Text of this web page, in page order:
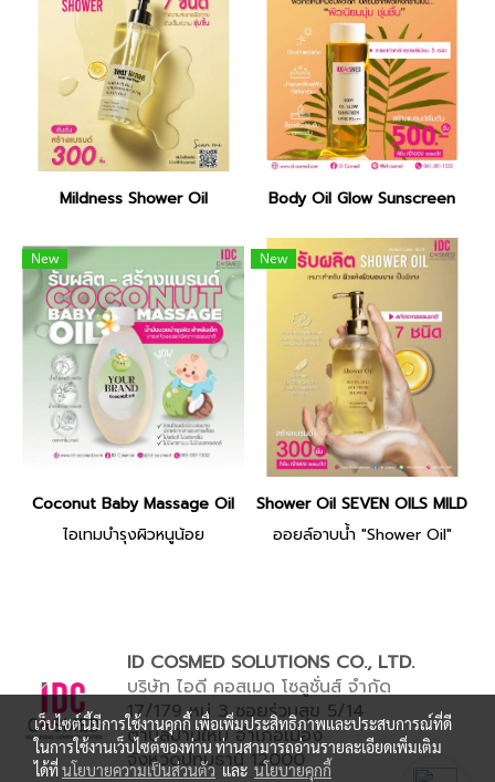
Mildness Shower Oil Body Oil Glow Sunscreen
New
Coconut Baby Massage Oil
ไอเทมบำรุงผิวหนูน้อย
New
Shower Oil SEVEN OILS
ออยล์อาบน้ำ "Shower Oil"
ID COSMED SOLUTIONS CO., LTD.
บริษัท ไอดี คอสเมด โซลูชั่นส์ จำกัด
17/179 หมู่ 3 ซอยร่วมสุข 5/14
ตำบลบ้านใหม่ อำเภอเมือง
จังหวัดปทุมธานี 12000
เว็บไซต์นี้มีการใช้งานคุกกี้ เพื่อเพิ่มประสิทธิภาพและประสบการณ์ที่ดี
ในการใช้งานเว็บไซต์ของท่าน ท่านสามารถอ่านรายละเอียดเพิ่มเติม
ได้ที่นโยบายความเป็นส่วนตัวและ นโยบายคุกกี้